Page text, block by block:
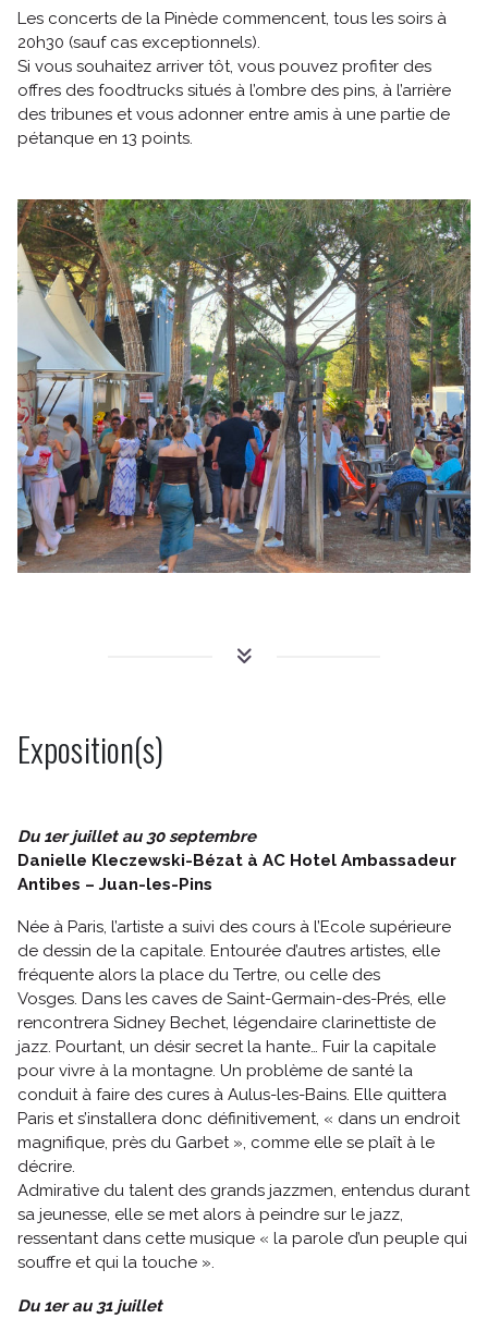
Les concerts de la Pinède commencent, tous les soirs à
20h30 (sauf cas exceptionnels).
Si vous souhaitez arriver tôt, vous pouvez profiter des
offres des foodtrucks situés à l’ombre des pins, à l’arrière
des tribunes et vous adonner entre amis à une partie de
pétanque en 13 points.
Exposition(s)
Du 1er juillet au 30 septembre
Danielle Kleczewski-Bézat à AC Hotel Ambassadeur
Antibes – Juan-les-Pins
Née à Paris, l’artiste a suivi des cours à l’Ecole supérieure
de dessin de la capitale. Entourée d’autres artistes, elle
fréquente alors la place du Tertre, ou celle des
Vosges. Dans les caves de Saint-Germain-des-Prés, elle
rencontrera Sidney Bechet, légendaire clarinettiste de
jazz. Pourtant, un désir secret la hante… Fuir la capitale
pour vivre à la montagne. Un problème de santé la
conduit à faire des cures à Aulus-les-Bains. Elle quittera
Paris et s’installera donc définitivement, « dans un endroit
magnifique, près du Garbet », comme elle se plaît à le
décrire.
Admirative du talent des grands jazzmen, entendus durant
sa jeunesse, elle se met alors à peindre sur le jazz,
ressentant dans cette musique « la parole d’un peuple qui
souffre et qui la touche ».
Du 1er au 31 juillet